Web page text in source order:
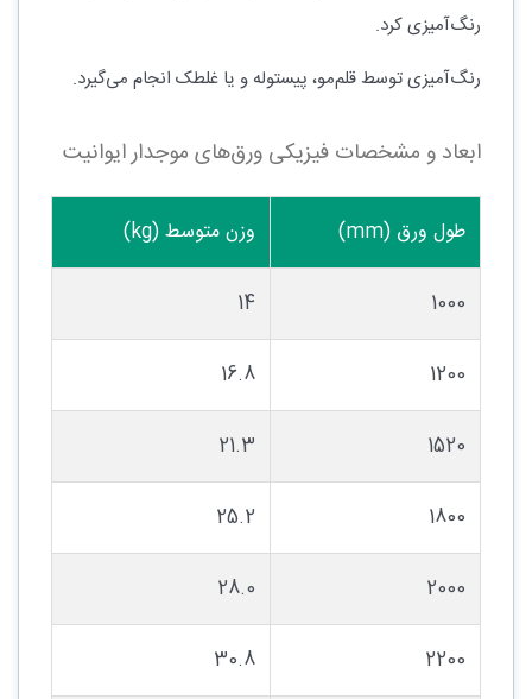
رنگ‌آمیزی کرد.
رنگ‌آمیزی توسط قلم‌مو، پیستوله و یا غلطک انجام می‌گیرد.
ابعاد و مشخصات فیزیکی ورق‌های موجدار ایوانیت
طول ورق (mm) وزن متوسط (kg)
1000
14
1200
16.8
1520
21.3
1800
25.2
2000
28.0
2200
30.8